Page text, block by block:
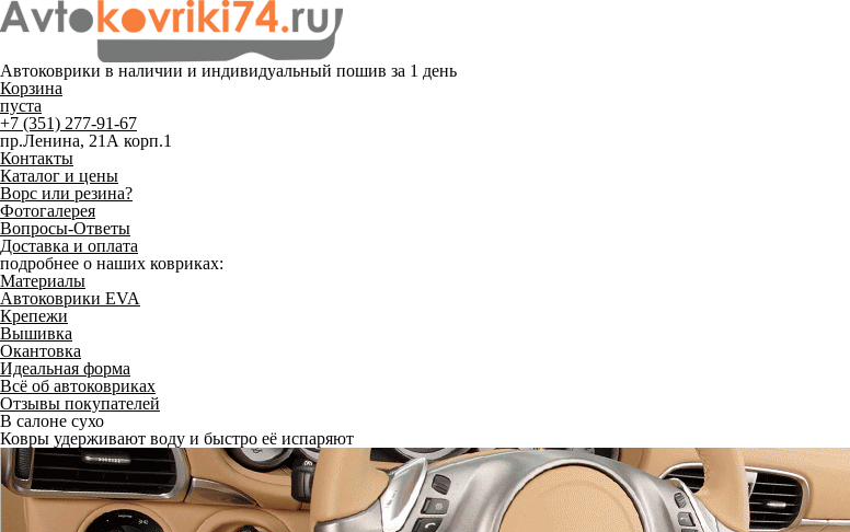
Автоковрики в наличии и индивидуальный пошив за 1 день
Корзина
пуста
+7 (351) 277-91-67
пр.Ленина, 21А корп.1
Контакты
Каталог и цены
Ворс или резина?
Фотогалерея
Вопросы-Ответы
Доставка и оплата
подробнее о наших ковриках:
Материалы
Автоковрики EVA
Крепежи
Вышивка
Окантовка
Идеальная форма
Всё об автоковриках
Отзывы покупателей
В салоне сухо
Ковры удерживают воду и быстро её испаряют